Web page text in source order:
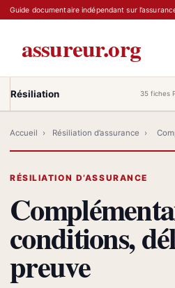
Guide documentaire indépendant sur
assureur.org
Résiliation 35 fiches
Accueil › Résiliation d’assurance ›
RÉSILIATION D’ASSURANCE
conditions,
preuve